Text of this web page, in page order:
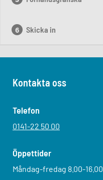
Skicka in
Kontakta oss
Telefon
0141-22 50 00
Öppettider
Måndag-fredag 8.00-16.00